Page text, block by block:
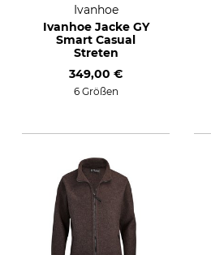
Ivanhoe
Ivanhoe Jacke GY
Smart Casual
Streten
349,00 €
6 Größen